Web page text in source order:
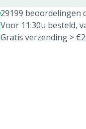
29199 beoordelingen
Voor 11:30u besteld,
Gratis verzending >